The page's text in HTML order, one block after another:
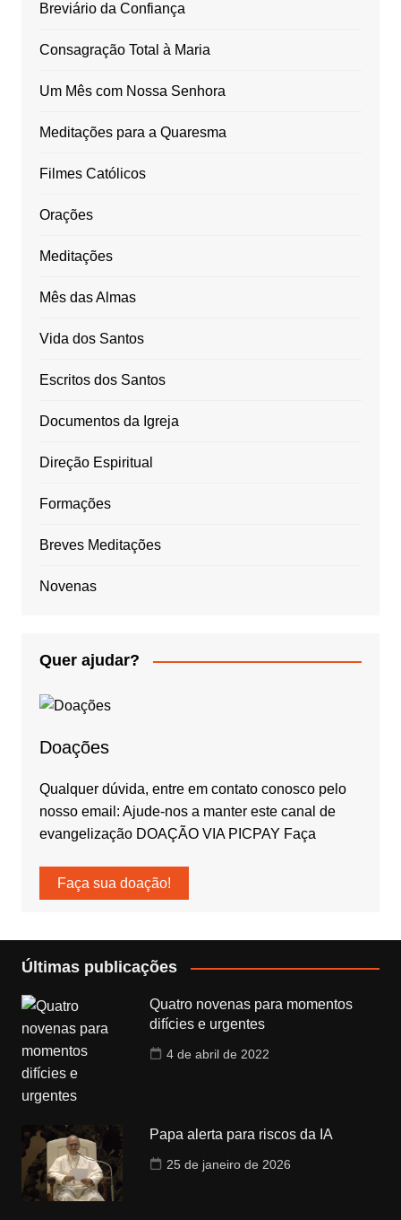
Breviário da Confiança
Consagração Total à Maria
Um Mês com Nossa Senhora
Meditações para a Quaresma
Filmes Católicos
Orações
Meditações
Mês das Almas
Vida dos Santos
Escritos dos Santos
Documentos da Igreja
Direção Espiritual
Formações
Breves Meditações
Novenas
Quer ajudar?
Doações
Qualquer dúvida, entre em contato conosco pelo
nosso email: Ajude-nos a manter este canal de
evangelização DOAÇÃO VIA PICPAY Faça
Faça sua doação!
Últimas publicações
Quatro novenas para momentos
difícies e urgentes
4 de abril de 2022
Papa alerta para riscos da IA
25 de janeiro de 2026